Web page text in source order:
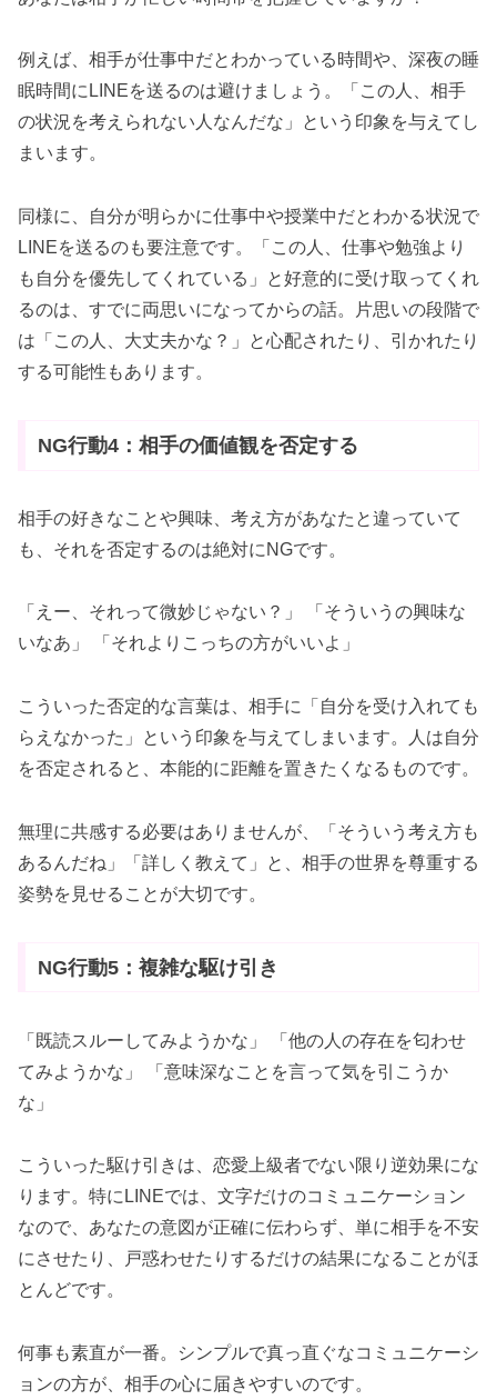
例えば、相手が仕事中だとわかっている時間や、深夜の睡
眠時間にLINEを送るのは避けましょう。「この人、相手
の状況を考えられない人なんだな」という印象を与えてし
まいます。
同様に、自分が明らかに仕事中や授業中だとわかる状況で
LINEを送るのも要注意です。「この人、仕事や勉強より
も自分を優先してくれている」と好意的に受け取ってくれ
るのは、すでに両思いになってからの話。片思いの段階で
は「この人、大丈夫かな？」と心配されたり、引かれたり
する可能性もあります。
NG行動4：相手の価値観を否定する
相手の好きなことや興味、考え方があなたと違っていて
も、それを否定するのは絶対にNGです。
「えー、それって微妙じゃない？」 「そういうの興味な
いなあ」 「それよりこっちの方がいいよ」
こういった否定的な言葉は、相手に「自分を受け入れても
らえなかった」という印象を与えてしまいます。人は自分
を否定されると、本能的に距離を置きたくなるものです。
無理に共感する必要はありませんが、「そういう考え方も
あるんだね」「詳しく教えて」と、相手の世界を尊重する
姿勢を見せることが大切です。
NG行動5：複雑な駆け引き
「既読スルーしてみようかな」 「他の人の存在を匂わせ
てみようかな」 「意味深なことを言って気を引こうか
な」
こういった駆け引きは、恋愛上級者でない限り逆効果にな
ります。特にLINEでは、文字だけのコミュニケーション
なので、あなたの意図が正確に伝わらず、単に相手を不安
にさせたり、戸惑わせたりするだけの結果になることがほ
とんどです。
何事も素直が一番。シンプルで真っ直ぐなコミュニケーシ
ョンの方が、相手の心に届きやすいのです。